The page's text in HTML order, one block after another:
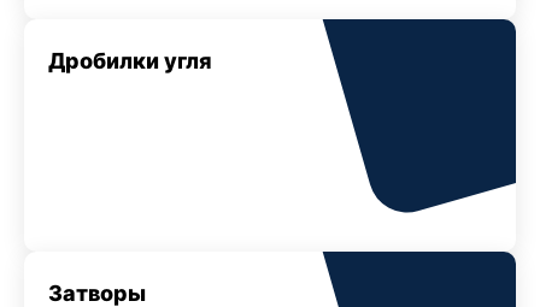
Дробилки угля
Затворы